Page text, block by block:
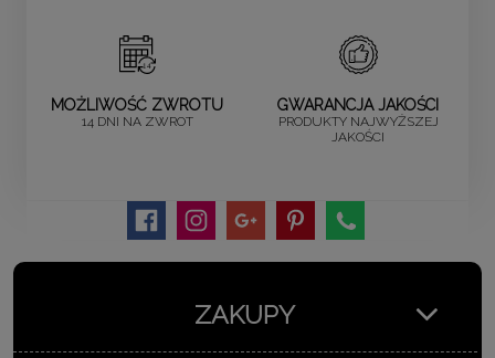
MOŻLIWOŚĆ ZWROTU
14 DNI NA ZWROT
GWARANCJA JAKOŚCI
PRODUKTY NAJWYŻSZEJ
JAKOŚCI
ZAKUPY